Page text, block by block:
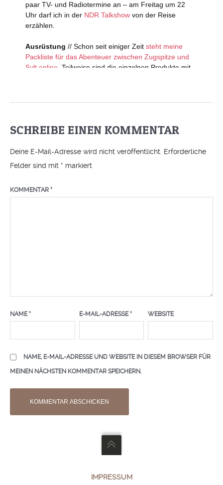
SCHREIBE EINEN KOMMENTAR
Deine E-Mail-Adresse wird nicht veröffentlicht. Erforderliche
Felder sind mit * markiert
KOMMENTAR *
NAME* E-MAIL-ADRESSE* WEBSITE
NAME, E-MAIL-ADRESSE UND WEBSITE IN DIESEM BROWSER FÜR
MEINEN NÄCHSTEN KOMMENTAR SPEICHERN.
IMPRESSUM